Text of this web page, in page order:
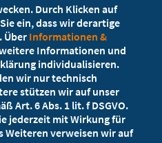
MB-Mitgliedschaft
Durch Klicken auf
ein, dass wir derartige
Über Informationen &
Informationen und
individualisieren.
wir nur technisch
stützen wir auf unser
Art. 6 Abs. 1 lit. f DSGVO.
jederzeit mit Wirkung für
Weiteren verweisen wir auf